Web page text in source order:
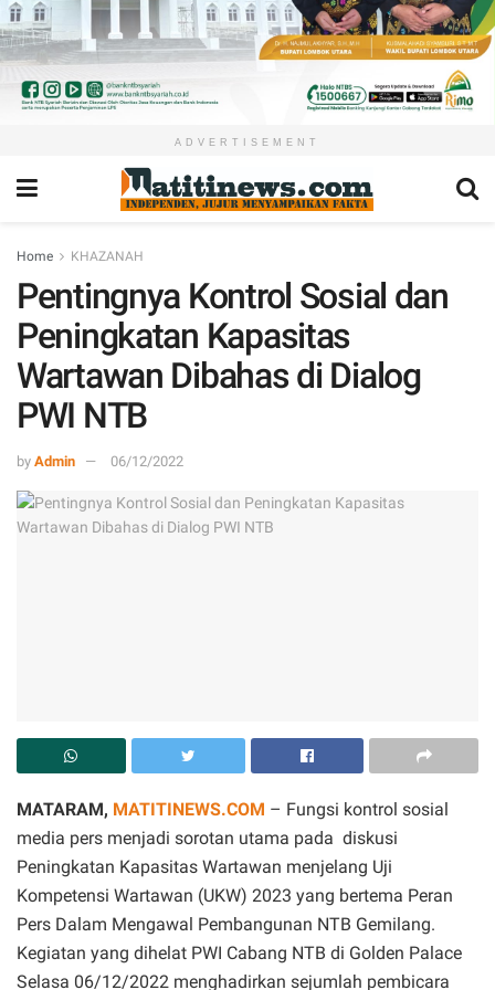
ADVERTISEMENT
Home KHAZANAH
Pentingnya Kontrol Sosial dan
Peningkatan Kapasitas
Wartawan Dibahas di Dialog
PWI NTB
by Admin 06/12/2022
MATARAM, MATITINEWS.COM – Fungsi kontrol sosial
media pers menjadi sorotan utama pada diskusi
Peningkatan Kapasitas Wartawan menjelang Uji
Kompetensi Wartawan (UKW) 2023 yang bertema Peran
Pers Dalam Mengawal Pembangunan NTB Gemilang.
Kegiatan yang dihelat PWI Cabang NTB di Golden Palace
Selasa 06/12/2022 menghadirkan sejumlah pembicara